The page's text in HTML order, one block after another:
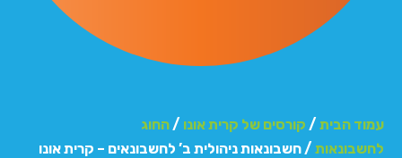
עמוד הבית / קורסים של קרית אונו /החוג
לחשבונאות / חשבונאות ניהולית ב’ לחשבונאים – קרית אונו